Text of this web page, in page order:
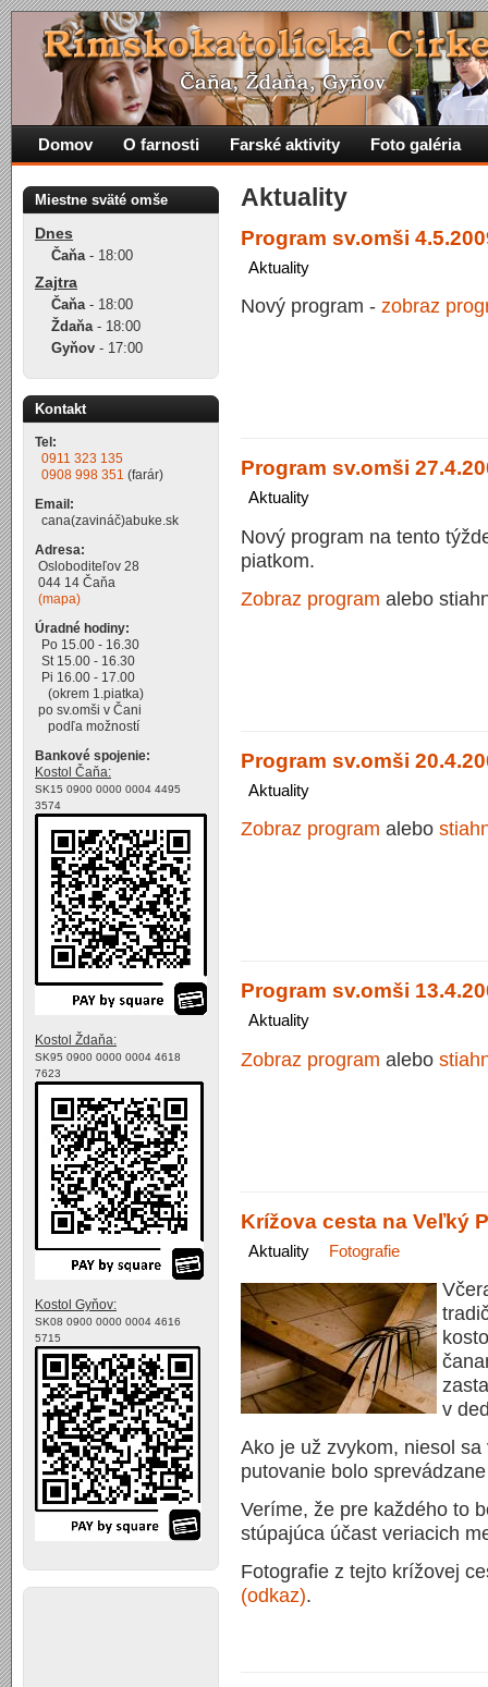
Aktuality
Program sv.omši
Aktuality
Nový program - zobraz
Program sv.omši
Aktuality
Nový program na tento
piatkom.
Zobraz program alebo
Program sv.omši
Aktuality
Zobraz program alebo
Program sv.omši
Aktuality
Zobraz program alebo
Krížova cesta na Veľký
Aktuality Fotografie
v
Ako je už zvykom, niesol
putovanie bolo
Veríme, že pre každého to
stúpajúca účast veriacich
Fotografie z tejto krížovej
(odkaz).
Domov O farnosti Farské aktivity Foto galéria
Miestne sväté omše
Dnes
Čaňa- 18:00
Zajtra
Čaňa- 18:00
Ždaňa- 18:00
Gyňov - 17:00
Kontakt
Tel:
0911 323 135
0908 998 351 (farár)
Email:
cana(zavináč)abuke.sk
Adresa:
Osloboditeľov 28
044 14 Čaňa
(mapa)
Úradné hodiny:
Po 15.00 - 16.30
St 15.00 - 16.30
Pi 16.00 - 17.00
(okrem 1.piatka)
po sv.omši v Čani
podľa možností
Bankové spojenie:
Kostol Čaňa:
SK15 0900 0000 0004 4495
3574
Kostol Ždaňa:
SK95 0900 0000 0004 4618
7623
Kostol Gyňov:
SK08 0900 0000 0004 4616
5715